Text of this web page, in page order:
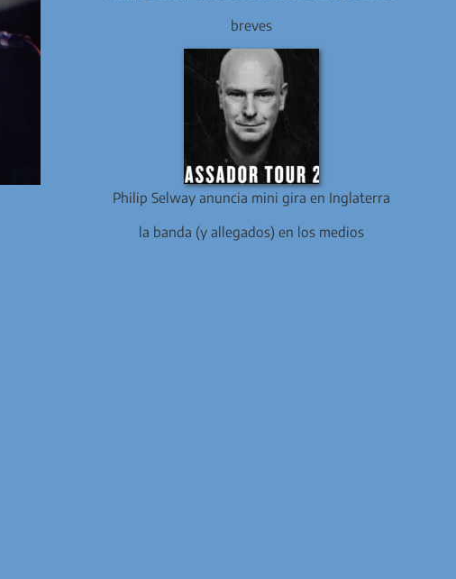
breves
Philip Selway anuncia mini gira en Inglaterra
la banda (y allegados) en los medios